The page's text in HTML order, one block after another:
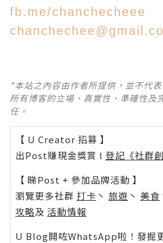
fb.me/chanchecheee
*本站之內容由作者所提供，並不代
所有博客的立場、真實性、準確性及
任。
【 U Creator 招募 】
出Post賺現金獎賞 l 登記《社群
【 睇Post + 參加品牌活動 】
瀏覽更多社群 打卡 丶 旅遊 丶 美食
攻略及 活動情報
U Blog開咗WhatsApp啦！發掘